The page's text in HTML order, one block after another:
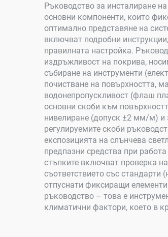
Ръководство за инсталиране
основни компоненти, които
оптимално представяне на
включват подробни
правилната настройка.
издръжливост на покрива,
събиране на инструменти
почистване на повърхността,
водонепропускливост (флаш
основни скоби към
нивелиране (допуск ±2 мм/м) и
регулируемите скоби
експозицията на слънчева
предпазни средства при
стъпките включват проверка
съответствието със стандарти
отпуснати фиксиращи
ръководство – това е
климатични фактори, което в